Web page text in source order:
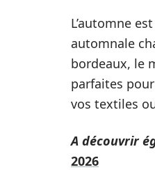
L’automne
automnale
bordeaux, le
parfaites
vos textiles
A découvrir
2026